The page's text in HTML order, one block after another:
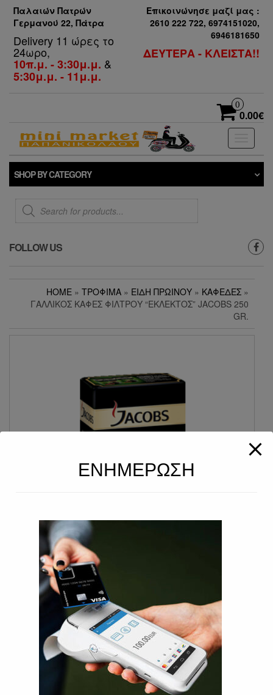
Παλαιών Πατρών
Γερμανού 22, Πάτρα
Delivery 11 ώρες το
24ωρο,
10π.μ. - 3:30μ.μ. &
5:30μ.μ. - 11μ.μ.
Επικοινώνησε μαζί μας :
2610 222 722, 6974151020,
6946181650
ΔΕΥΤΕΡΑ - ΚΛΕΙΣΤΑ!!
0
0.00€
SHOP BY CATEGORY
Products
search
FOLLOW US
HOME » ΤΡΌΦΙΜΑ » ΕΊΔΗ ΠΡΩΙΝΟΎ » ΚΑΦΈΔΕΣ »
ΓΑΛΛΙΚΌΣ ΚΑΦΈΣ ΦΊΛΤΡΟΥ “ΕΚΛΕΚΤΌΣ” JACOBS 250
GR.
ΓΑΛΛΙΚΌΣ ΚΑΦΈΣ ΦΊΛΤΡΟΥ
“ΕΚΛΕΚΤΌΣ” JACOBS 250
ΕΝΗΜΕΡΩΣΗ